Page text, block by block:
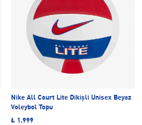
Nike All Court Lite Dikişli Unisex Beyaz
Voleybol Topu
₺ 1.999